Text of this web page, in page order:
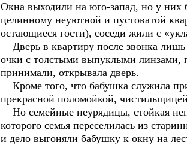
Окна выходили на юго-запад, но у них
целинному неуютной и пустоватой
остающиеся гости), соседи жили с
Дверь в квартиру после звонка лишь
очки с толстыми выпуклыми линзами,
принимали, открывала дверь.
Кроме того, что бабушка служила
прекрасной поломойкой,
Но семейные неурядицы, стойкая
которого семья переселилась из
и дело выгоняли бабушку к окну на